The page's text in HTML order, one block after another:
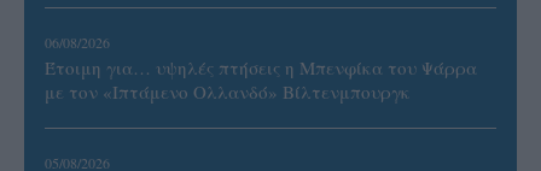
06/08/2026
Έτοιμη για… υψηλές πτήσεις η Μπενφίκα του Ψάρρα
με τον «Ιπτάμενο Ολλανδό» Βίλτενμπουργκ
05/08/2026